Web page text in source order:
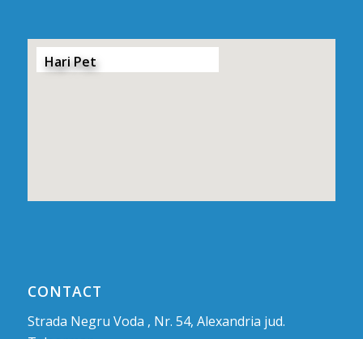
Hari Pet
CONTACT
Strada Negru Voda , Nr. 54, Alexandria jud.